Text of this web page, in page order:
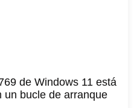
de Windows 11 está
un bucle de arranque